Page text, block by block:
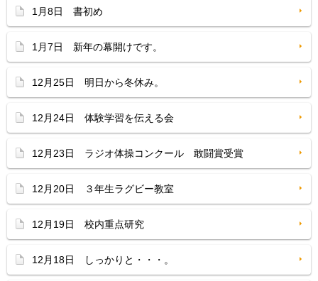
1月8日 書初め
1月7日 新年の幕開けです。
12月25日 明日から冬休み。
12月24日 体験学習を伝える会
12月23日 ラジオ体操コンクール 敢闘賞受賞
12月20日 ３年生ラグビー教室
12月19日 校内重点研究
12月18日 しっかりと・・・。